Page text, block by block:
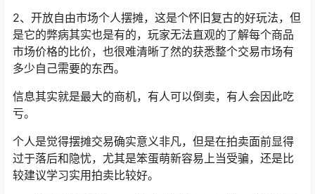
2、开放自由市场个人摆摊，这是个怀旧复古的好玩法，但
是它的弊病其实也是有的，玩家无法直观的了解每个商品
市场价格的比价，也很难清晰了然的获悉整个交易市场有
多少自己需要的东西。
信息其实就是最大的商机，有人可以倒卖，有人会因此吃
亏。
个人是觉得摆摊交易确实意义非凡，但是在拍卖面前显得
过于落后和隐忧，尤其是笨蛋萌新容易上当受骗，还是比
较建议学习实用拍卖比较好。